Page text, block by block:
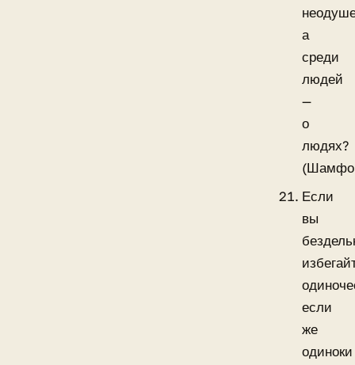
а
среди
людей
—
о
людях?
Если
вы
если
же
одиноки